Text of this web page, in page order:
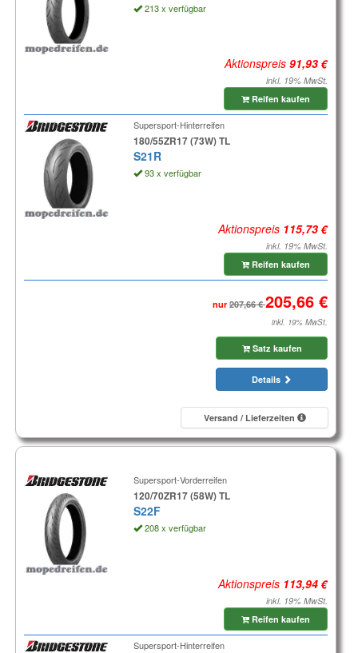
213 x verfügbar
Aktionspreis
inkl. 19% MwSt.
Reifen kaufen
Supersport-Hinterreifen
180/55ZR17 (73W) TL
S21R
93 x verfügbar
Aktionspreis
inkl. 19% MwSt.
Reifen kaufen
nur
inkl. 19% MwSt.
Satz kaufen
Details
Versand / Lieferzeiten
Supersport-Vorderreifen
120/70ZR17 (58W) TL
S22F
208 x verfügbar
Aktionspreis
inkl. 19% MwSt.
Reifen kaufen
Supersport-Hinterreifen